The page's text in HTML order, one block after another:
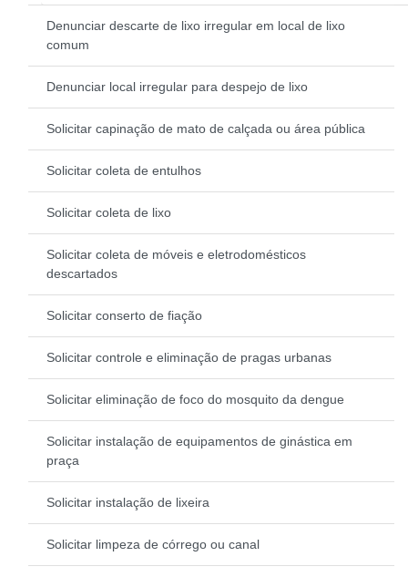
Denunciar descarte de lixo irregular em local de lixo
comum
Denunciar local irregular para despejo de lixo
Solicitar capinação de mato de calçada ou área pública
Solicitar coleta de entulhos
Solicitar coleta de lixo
Solicitar coleta de móveis e eletrodomésticos
descartados
Solicitar conserto de fiação
Solicitar controle e eliminação de pragas urbanas
Solicitar eliminação de foco do mosquito da dengue
Solicitar instalação de equipamentos de ginástica em
praça
Solicitar instalação de lixeira
Solicitar limpeza de córrego ou canal